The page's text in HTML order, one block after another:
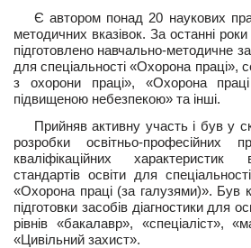
Є автором понад 20 наукових
методичних вказівок. За останні
підготовлено навчально-методичне
для спеціальності «Охорона праці»,
з охорони праці», «Охорона
підвищеною небезпекою» та інші.
Прийняв активну участь і був у
розробки освітньо-професійних
кваліфікаційних характеристик
стандартів освіти для
«Охорона праці (за галузями)». Був
підготовки засобів діагностики для
рівнів «бакалавр», «спеціаліст»,
«Цивільний захист».